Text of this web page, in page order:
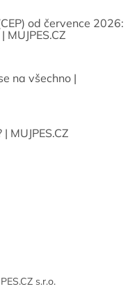
od července 2026:
na všechno |
MUJPES.CZ
s.r.o.